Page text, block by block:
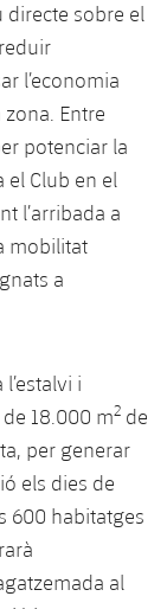
sobre el
l’economia
Entre
potenciar la
Club en el
l’arribada a
mobilitat
a
i
18.000 m2 de
per generar
els dies de
600 habitatges
al